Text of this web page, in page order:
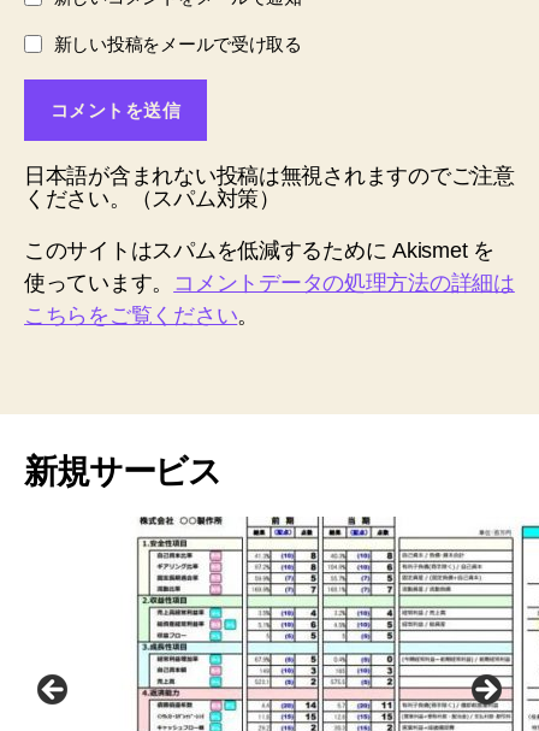
新しい投稿をメールで受け取る
日本語が含まれない投稿は無視されますのでご注意
ください。（スパム対策）
このサイトはスパムを低減するために Akismet を
使っています。 コメントデータの処理方法の詳細は
こちらをご覧ください。
新規サービス